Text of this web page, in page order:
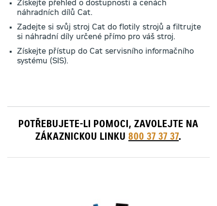
Získejte přehled o dostupnosti a cenách
náhradních dílů Cat.
Zadejte si svůj stroj Cat do flotily strojů a filtrujte
si náhradní díly určené přímo pro váš stroj.
Získejte přístup do Cat servisního informačního
systému (SIS).
POTŘEBUJETE-LI POMOCI, ZAVOLEJTE NA
ZÁKAZNICKOU LINKU 800 37 37 37.